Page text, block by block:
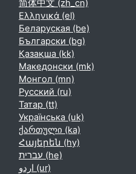
简体中文 ‎(zh_cn)‎
Ελληνικά ‎(el)‎
Беларуская ‎(be)‎
Български ‎(bg)‎
Қазақша ‎(kk)‎
Македонски ‎(mk)‎
Монгол ‎(mn)‎
Русский ‎(ru)‎
Татар ‎(tt)‎
Українська ‎(uk)‎
ქართული ‎(ka)‎
Հայերեն ‎(hy)‎
עברית ‎(he)‎
اردو ‎(ur)‎